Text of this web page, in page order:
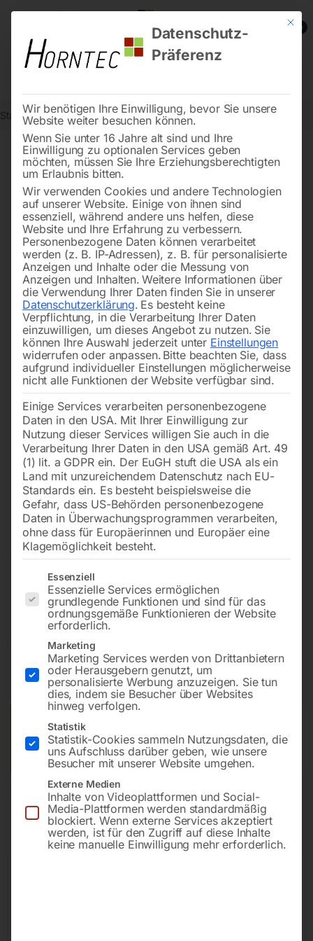
0
Start Werkstatttechnik Hebetechnik Trägerklemme 3000kg
Trägerklemme 3000kg
Flanschbreite: 80-230 mm
108,00
inkl. MwSt. zzgl.Versandkosten
Lieferzeit:ca. 2 - 3 Tage
Versandkosten Standard (Österreich):
Bitte beachten Sie: Die Versandkosten gelten für Österreich.
Andere Länder können abweichen.
In den Warenkorb
Mit
Datenschutz-
Präferenz
Wir benötigen Ihre Einwilligung, bevor Sie unsere
Website weiter besuchen können.
Wenn Sie unter 16 Jahre alt sind und Ihre
Einwilligung zu optionalen Services geben
möchten, müssen Sie Ihre Erziehungsberechtigten
um Erlaubnis bitten.
Wir verwenden Cookies und andere Technologien
auf unserer Website. Einige von ihnen sind
essenziell, während andere uns helfen, diese
Website und Ihre Erfahrung zu verbessern.
Personenbezogene Daten können verarbeitet
werden (z. B. IP-Adressen), z. B. für personalisierte
Anzeigen und Inhalte oder die Messung von
Anzeigen und Inhalten. Weitere Informationen über
die Verwendung Ihrer Daten finden Sie in unserer
Datenschutzerklärung. Es besteht keine
Verpflichtung, in die Verarbeitung Ihrer Daten
einzuwilligen, um dieses Angebot zu nutzen. Sie
können Ihre Auswahl jederzeit unter Einstellungen
widerrufen oder anpassen. Bitte beachten Sie, dass
aufgrund individueller Einstellungen möglicherweise
nicht alle Funktionen der Website verfügbar sind.
Einige Services verarbeiten personenbezogene
Daten in den USA. Mit Ihrer Einwilligung zur
Nutzung dieser Services willigen Sie auch in die
Verarbeitung Ihrer Daten in den USA gemäß Art. 49
(1) lit. a GDPR ein. Der EuGH stuft die USA als ein
Land mit unzureichendem Datenschutz nach EU-
Standards ein. Es besteht beispielsweise die
Gefahr, dass US-Behörden personenbezogene
Daten in Überwachungsprogrammen verarbeiten,
ohne dass für Europäerinnen und Europäer eine
Klagemöglichkeit besteht.
Es folgt eine Liste der Service-Gruppen, für die eine
Essenziell
Essenzielle Services ermöglichen
grundlegende Funktionen und sind für das
ordnungsgemäße Funktionieren der Website
erforderlich.
Marketing
Marketing Services werden von Drittanbietern
oder Herausgebern genutzt, um
personalisierte Werbung anzuzeigen. Sie tun
dies, indem sie Besucher über Websites
hinweg verfolgen.
Statistik
Statistik-Cookies sammeln Nutzungsdaten, die
uns Aufschluss darüber geben, wie unsere
Besucher mit unserer Website umgehen.
Externe Medien
Inhalte von Videoplattformen und Social-
Media-Plattformen werden standardmäßig
blockiert. Wenn externe Services akzeptiert
werden, ist für den Zugriff auf diese Inhalte
keine manuelle Einwilligung mehr erforderlich.